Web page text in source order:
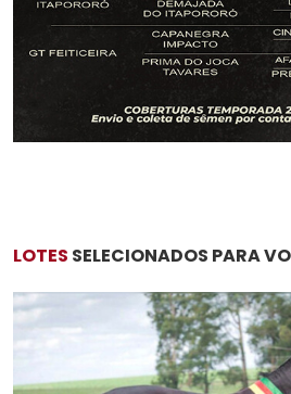
LOTES SELECIONADOS PARA